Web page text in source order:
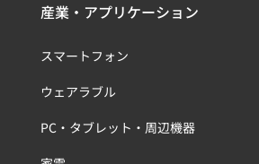
産業・アプリケーション
スマートフォン
ウェアラブル
PC・タブレット・周辺機器